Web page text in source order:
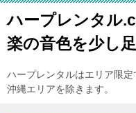
ハープレンタル
楽の音色を少し
ハープレンタルはエリア限
沖縄エリアを除きます。